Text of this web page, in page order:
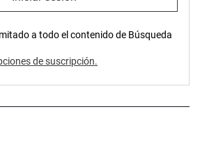
a todo el contenido de Búsqueda
de suscripción.